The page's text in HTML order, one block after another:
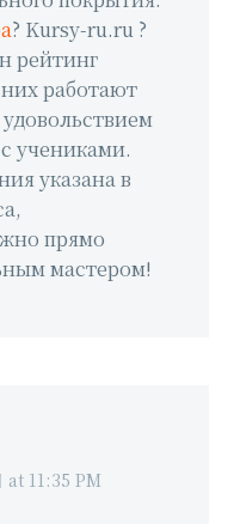
? Kursy-ru.ru ?
рейтинг
работают
учениками.
указана в
прямо
мастером!
at 11:35 PM